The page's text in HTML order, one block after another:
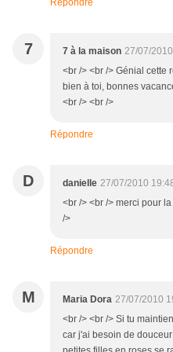
Répondre
7 7 à la maison 27/07/
<br /> <br /> Génial cette
bien à toi, bonnes
<br /> <br />
Répondre
D danielle 27/07/2010
<br /> <br /> merci pour
/>
Répondre
M Maria Dora 27/07/2010
<br /> <br /> Si tu
car j'ai besoin de